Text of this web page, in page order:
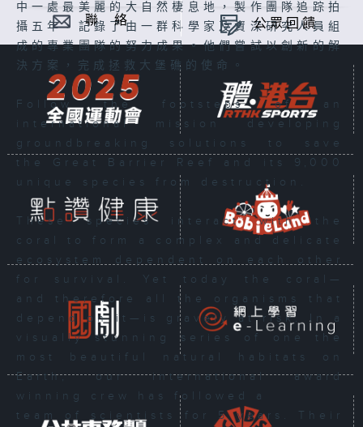
中一處最美麗的大自然棲息地，製作團隊追踪拍
攝五年，記錄了由一群科學家及資深研究人員組
成的專業團隊的努力成果。他們嘗試以創新的解
決方案，完成拯救大堡礁的使命。
Follow the footsteps of an
international mission developing
groundbreaking solutions to save
the Great Barrier Reef and its 9,000
unique species from destruction.
These species interact with the
coral to form a complex and delicate
ecosystem dependent on each other
for survival. Yet today the coral—
and therefore all the organisms that
depend on it—is gravely at risk. In a
visually stunning series of one the
most beautiful natural habitats on
Earth, our international award
winning crew has followed a
team of scientists for 5 years. Their
聯 絡 公眾回饋